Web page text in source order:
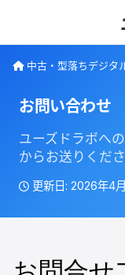
中古・型落ちデジタ
お問い合わせ
ユーズドラボへ
からお送りくださ
更新日: 2026年4月